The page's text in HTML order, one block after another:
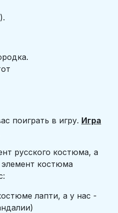
поиграть в игру. Игра
русского костюма, а
костюма
лапти, а у нас -